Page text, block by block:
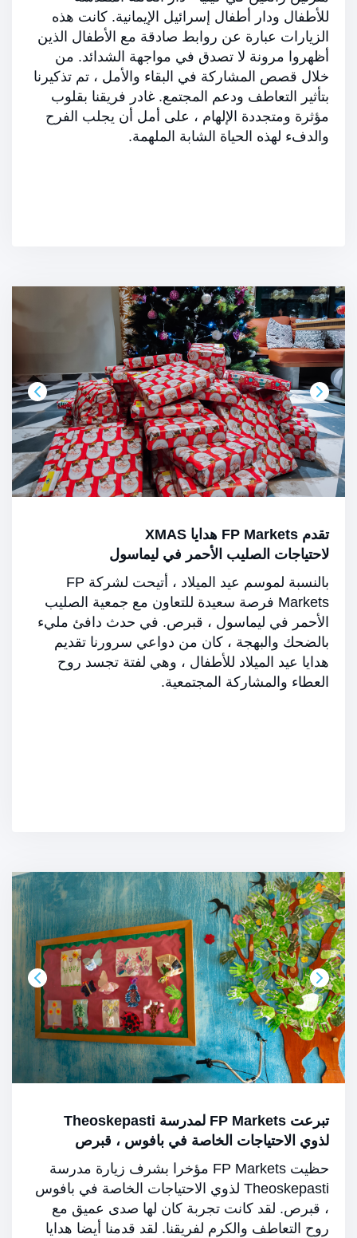
للأطفال ودار أطفال إسرائيل الإيمانية. كانت هذه
الزيارات عبارة عن روابط صادقة مع الأطفال الذين
أظهروا مرونة لا تصدق في مواجهة الشدائد. من
خلال قصص المشاركة في البقاء والأمل ، تم تذكيرنا
بتأثير التعاطف ودعم المجتمع. غادر فريقنا بقلوب
مؤثرة ومتجددة الإلهام ، على أمل أن يجلب الفرح
والدفء لهذه الحياة الشابة الملهمة.
تقدم FP Markets هدايا XMAS
لاحتياجات الصليب الأحمر في ليماسول
بالنسبة لموسم عيد الميلاد ، أتيحت لشركة FP
Markets فرصة سعيدة للتعاون مع جمعية الصليب
الأحمر في ليماسول ، قبرص. في حدث دافئ مليء
بالضحك والبهجة ، كان من دواعي سرورنا تقديم
هدايا عيد الميلاد للأطفال ، وهي لفتة تجسد روح
العطاء والمشاركة المجتمعية.
تبرعت FP Markets لمدرسة Theoskepasti
لذوي الاحتياجات الخاصة في بافوس ، قبرص
حظيت FP Markets مؤخرا بشرف زيارة مدرسة
Theoskepasti لذوي الاحتياجات الخاصة في بافوس
، قبرص. لقد كانت تجربة كان لها صدى عميق مع
روح التعاطف والكرم لفريقنا. لقد قدمنا أيضا هدايا